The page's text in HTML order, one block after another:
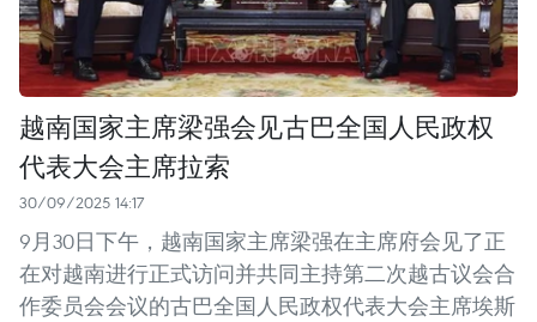
越南国家主席梁强会见古巴全国人民政权
代表大会主席拉索
30/09/2025 14:17
9月30日下午，越南国家主席梁强在主席府会见了正
在对越南进行正式访问并共同主持第二次越古议会合
作委员会会议的古巴全国人民政权代表大会主席埃斯